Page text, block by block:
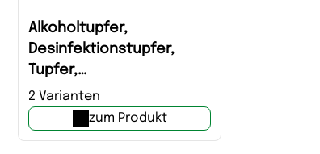
Alkoholtupfer,
Desinfektionstupfer,
Tupfer,
Hautflächenreinigung
2 Varianten
zum Produkt